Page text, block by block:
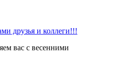
друзья и коллеги!!!
вас с весенними